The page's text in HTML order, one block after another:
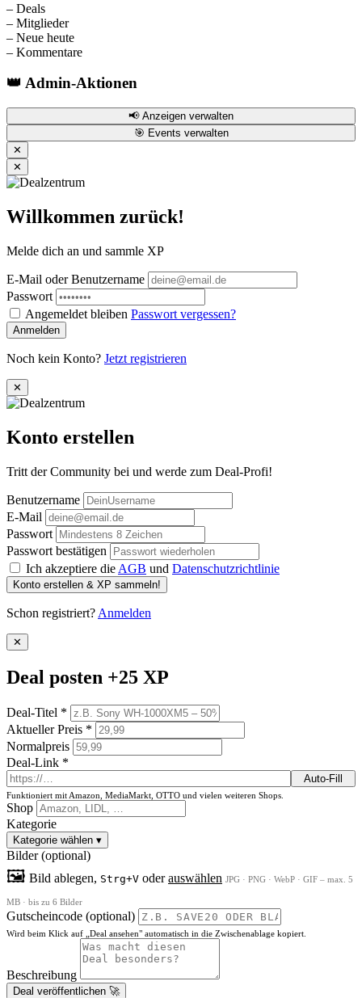
– Deals
– Mitglieder
– Neue heute
– Kommentare
👑 Admin-Aktionen
📢 Anzeigen verwalten
🎯 Events verwalten
✕
✕
Willkommen zurück!
Melde dich an und sammle XP
E-Mail oder Benutzername
Passwort
Angemeldet bleiben Passwort vergessen?
Anmelden
Noch kein Konto? Jetzt registrieren
✕
Konto erstellen
Tritt der Community bei und werde zum Deal-Profi!
Benutzername
E-Mail
Passwort
Passwort bestätigen
Ich akzeptiere die AGB und Datenschutzrichtlinie
Konto erstellen & XP sammeln!
Schon registriert? Anmelden
✕
Deal posten +25 XP
Deal-Titel *
Aktueller Preis *
Normalpreis
Deal-Link *
Auto-Fill
Funktioniert mit Amazon, MediaMarkt, OTTO und vielen weiteren Shops.
Shop
Kategorie
Kategorie wählen ▾
Bilder (optional)
🖼 Bild ablegen, Strg+V oderauswählen JPG · PNG · WebP · GIF – max. 5
MB · bis zu 6 Bilder
Gutscheincode (optional)
Wird beim Klick auf „Deal ansehen" automatisch in die Zwischenablage kopiert.
Beschreibung
Deal veröffentlichen 🚀